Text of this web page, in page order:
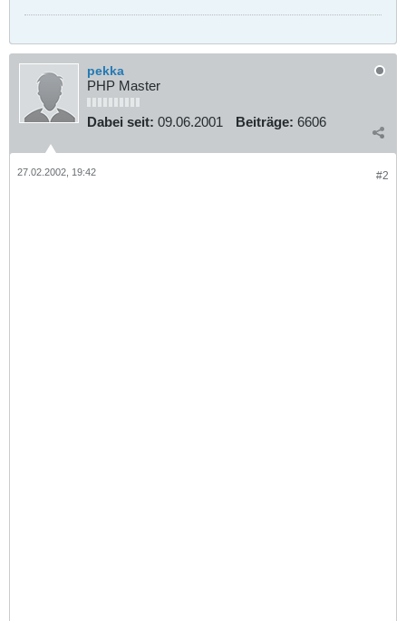
pekka
PHP Master
Dabei seit: 09.06.2001 Beiträge: 6606
#2
27.02.2002, 19:42